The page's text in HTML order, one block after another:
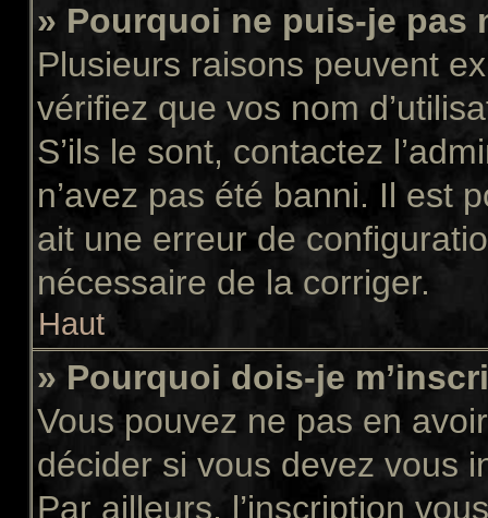
» Pourquoi ne puis-je pas
Plusieurs raisons peuvent
vérifiez que vos nom
S’ils le sont, contactez
n’avez pas été banni. Il est
ait une erreur de
nécessaire de la corriger.
Haut
» Pourquoi dois-je
Vous pouvez ne pas en
décider si vous devez vous
Par ailleurs, l’inscription